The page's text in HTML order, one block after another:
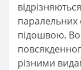
паралельних
підошвою.
різними